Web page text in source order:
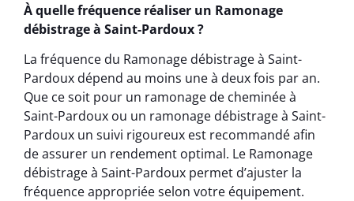
À quelle fréquence réaliser un Ramonage
débistrage à Saint-Pardoux ?
La fréquence du Ramonage débistrage à Saint-
Pardoux dépend au moins une à deux fois par an.
Que ce soit pour un ramonage de cheminée à
Saint-Pardoux ou un ramonage débistrage à Saint-
Pardoux un suivi rigoureux est recommandé afin
de assurer un rendement optimal. Le Ramonage
débistrage à Saint-Pardoux permet d’ajuster la
fréquence appropriée selon votre équipement.